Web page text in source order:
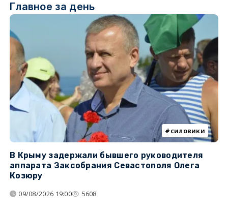
Главное за день
силовики
В Крыму задержали бывшего руководителя
аппарата Заксобрания Севастополя Олега
Козюру
09/08/2026 19:00 5608